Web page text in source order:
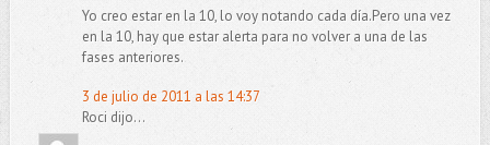
Yo creo estar en la 10, lo voy notando cada día.Pero una vez
en la 10, hay que estar alerta para no volver a una de las
fases anteriores.
3 de julio de 2011 a las 14:37
Roci dijo...